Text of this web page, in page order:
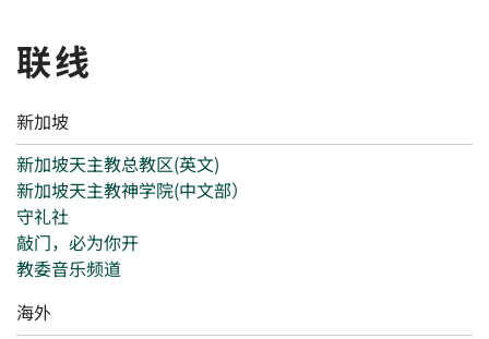
联线
新加坡
新加坡天主教总教区(英文)
新加坡天主教神学院(中文部）
守礼社
敲门，必为你开
教委音乐频道
海外